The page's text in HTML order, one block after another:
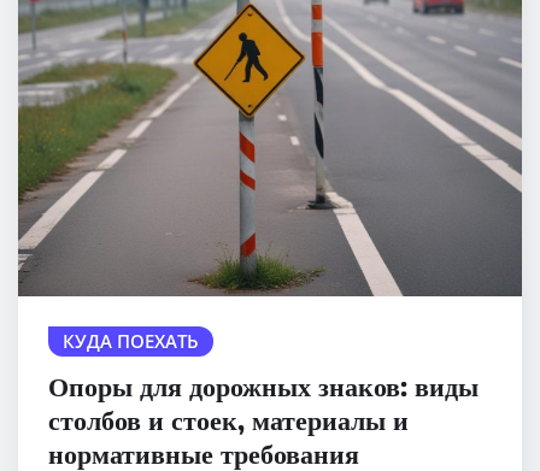
КУДА ПОЕХАТЬ
Опоры для дорожных знаков: виды
столбов и стоек, материалы и
нормативные требования